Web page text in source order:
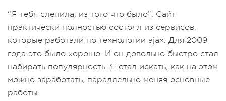
“Я тебя слепила, из того что было”. Сайт
практически полностью состоял из сервисов,
которые работали по технологии ajax. Для 2009
года это было хорошо. И он довольно быстро стал
набирать популярность. Я стал искать, как на этом
можно заработать, параллельно меняя основные
работы.